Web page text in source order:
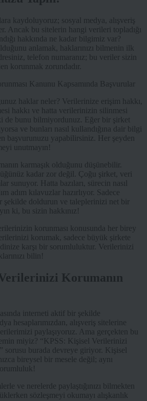
kaydoluyoruz; sosyal medya, alışveriş
Ancak bu sitelerin hangi verileri topladığı
hakkında ne kadar bilgimiz var?
anlamak, haklarınızı bilmenin ilk
telefon numaranız; bu veriler sizin
korunmak zorundadır.
haklar neler? Verilerinize erişim hakkı,
hakkı ve hatta verilerinizin silinmesi
de bunu bilmiyordunuz. Eğer bir şirket
ve bunları nasıl kullandığına dair bilgi
başvurunuzu yapabilirsiniz. Her şeyden
unutmayın!
karmaşık olduğunu düşünebilir.
kadar zor değil. Çoğu şirket, veri
sunuyor. Hatta bazıları, sürecin nasıl
adım kılavuzlar hazırlıyor. Sadece
doldurun ve taleplerinizi net bir
ki, bu sizin hakkınız!
korunması konusunda her birey
korumak, sadece büyük şirkete
karşı bir sorumluluktur. Verilerinizi
bilin!
Korumanın
interneti aktif bir şekilde
hesaplarımızdan, alışveriş sitelerine
paylaşıyoruz. Ama gerçekten bu
miyiz? “KPSS: Kişisel Verilerinizi
sorusu burada devreye giriyor. Kişisel
bireysel bir mesele değil; aynı
ve nerelerde paylaştığınızı bilmekten
sözleşmeyi okumayı alışkanlık